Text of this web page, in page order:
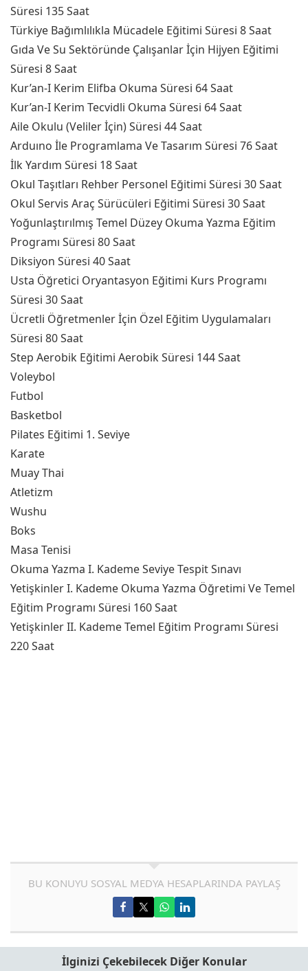
Süresi 135 Saat
Türkiye Bağımlılıkla Mücadele Eğitimi Süresi 8 Saat
Gıda Ve Su Sektöründe Çalışanlar İçin Hijyen Eğitimi
Süresi 8 Saat
Kur’an-I Kerim Elifba Okuma Süresi 64 Saat
Kur’an-I Kerim Tecvidli Okuma Süresi 64 Saat
Aile Okulu (Veliler İçin) Süresi 44 Saat
Arduıno İle Programlama Ve Tasarım Süresi 76 Saat
İlk Yardım Süresi 18 Saat
Okul Taşıtları Rehber Personel Eğitimi Süresi 30 Saat
Okul Servis Araç Sürücüleri Eğitimi Süresi 30 Saat
Yoğunlaştırılmış Temel Düzey Okuma Yazma Eğitim
Programı Süresi 80 Saat
Diksiyon Süresi 40 Saat
Usta Öğretici Oryantasyon Eğitimi Kurs Programı
Süresi 30 Saat
Ücretli Öğretmenler İçin Özel Eğitim Uygulamaları
Süresi 80 Saat
Step Aerobik Eğitimi Aerobik Süresi 144 Saat
Voleybol
Futbol
Basketbol
Pilates Eğitimi 1. Seviye
Karate
Muay Thai
Atletizm
Wushu
Boks
Masa Tenisi
Okuma Yazma I. Kademe Seviye Tespit Sınavı
Yetişkinler I. Kademe Okuma Yazma Öğretimi Ve Temel
Eğitim Programı Süresi 160 Saat
Yetişkinler II. Kademe Temel Eğitim Programı Süresi
220 Saat
BU KONUYU SOSYAL MEDYA HESAPLARINDA PAYLAŞ
İlginizi Çekebilecek Diğer Konular